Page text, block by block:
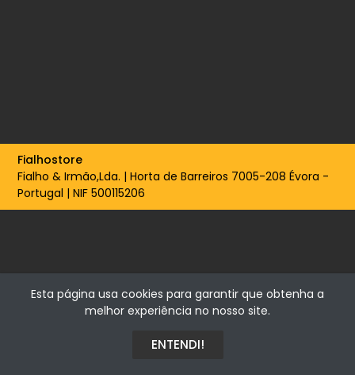
Fialhostore
Fialho & Irmão,Lda. | Horta de Barreiros 7005-208 Évora -
Portugal | NIF 500115206
Esta página usa cookies para garantir que obtenha a
melhor experiência no nosso site.
ENTENDI!